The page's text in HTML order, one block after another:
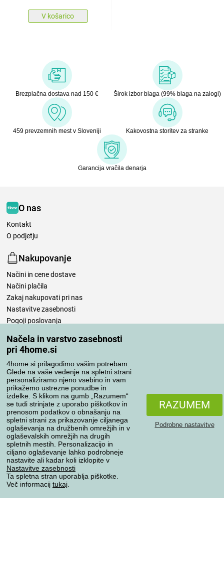
Načela in varstvo zasebnosti
pri 4home.si
4home.si prilagodimo vašim potrebam.
Glede na vaše vedenje na spletni strani
personaliziramo njeno vsebino in vam
prikažemo ustrezne ponudbe in
izdelke. S klikom na gumb „Razumem“
se tudi strinjate z uporabo piškotkov in
prenosom podatkov o obnašanju na
spletni strani za prikazovanje ciljanega
oglaševanja na družbenih omrežjih in v
oglaševalskih omrežjih na drugih
spletnih mestih. Personalizacijo in
ciljano oglaševanje lahko podrobneje
nastavite ali kadar koli izklopite v
Nastavitve zasebnosti
Ta spletna stran uporablja piškotke.
Več informacij tukaj
RAZUMEM
Podrobne nastavitve
V košarico
Brezplačna dostava nad 150 € Širok izbor blaga (99% blaga na zalogi)
459 prevzemnih mest v Sloveniji Kakovostna storitev za stranke
Garancija vračila denarja
O nas
Kontakt
O podjetju
Nakupovanje
Načini in cene dostave
Načini plačila
Zakaj nakupovati pri nas
Nastavitve zasebnosti
Pogoji poslovanja
Vaša naročila
Moj račun
Pregled naročil
Reklamacija
Odstop od kupoprodajne pogodbe
Pravila obdelave ocen
Načini prevoza
Načini plačila